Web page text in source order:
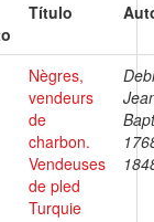
Título
Nègres,
vendeurs
de
charbon.
Vendeuses
de pled
Turquie